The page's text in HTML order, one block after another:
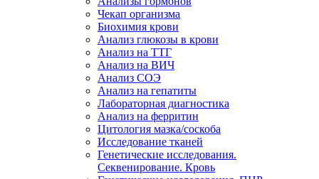
Чекап организма
Биохимия крови
Анализ глюкозы в крови
Анализ на ТТГ
Анализ на ВИЧ
Анализ СОЭ
Анализ на гепатиты
Лабораторная диагностика
Анализ на ферритин
Цитология мазка/соскоба
Исследование тканей
Генетические исследования.
Секвенирование. Кровь